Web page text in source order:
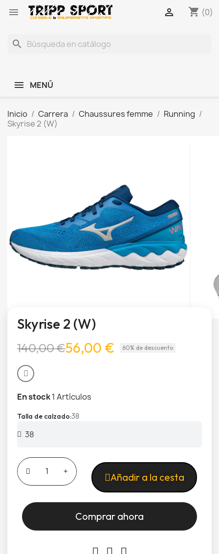
 shopping_cart (0)

search
MENÚ
Inicio Carrera Chaussures femme
Running
Skyrise 2 (W)
Skyrise 2 (W)
140,00 €56,00 € 60% de descuento
En stock1 Artículos
Talla de calzado 38
Añadir a la cesta
Comprar ahora